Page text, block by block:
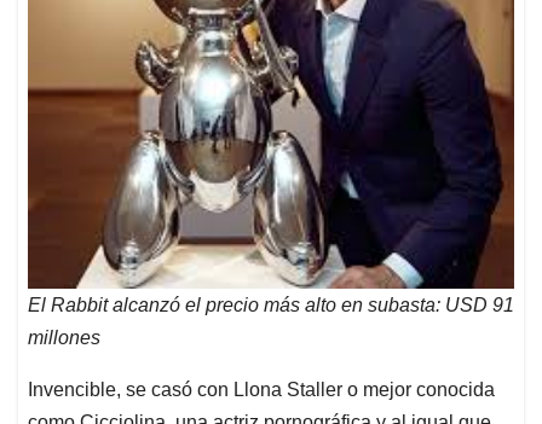
El Rabbit alcanzó el precio más alto en subasta: USD 91
millones
Invencible, se casó con Llona Staller o mejor conocida